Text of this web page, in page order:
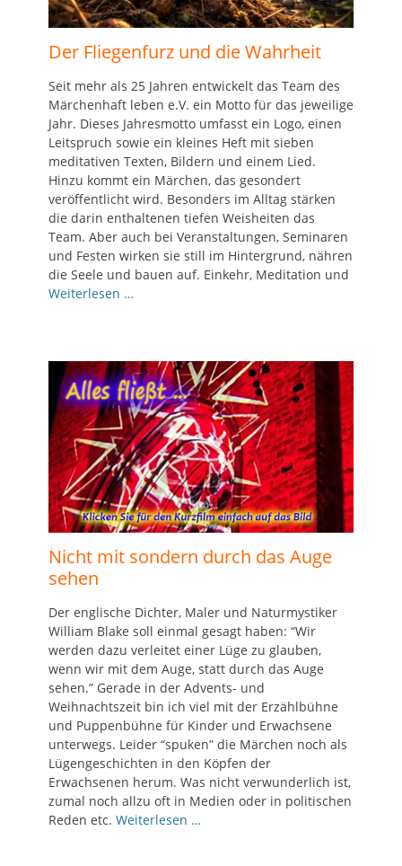
Der Fliegenfurz und die Wahrheit
Seit mehr als 25 Jahren entwickelt das Team des
Märchenhaft leben e.V. ein Motto für das jeweilige
Jahr. Dieses Jahresmotto umfasst ein Logo, einen
Leitspruch sowie ein kleines Heft mit sieben
meditativen Texten, Bildern und einem Lied.
Hinzu kommt ein Märchen, das gesondert
veröffentlicht wird. Besonders im Alltag stärken
die darin enthaltenen tiefen Weisheiten das
Team. Aber auch bei Veranstaltungen, Seminaren
und Festen wirken sie still im Hintergrund, nähren
die Seele und bauen auf. Einkehr, Meditation und
Weiterlesen …
Nicht mit sondern durch das Auge
sehen
Der englische Dichter, Maler und Naturmystiker
William Blake soll einmal gesagt haben: “Wir
werden dazu verleitet einer Lüge zu glauben,
wenn wir mit dem Auge, statt durch das Auge
sehen.” Gerade in der Advents- und
Weihnachtszeit bin ich viel mit der Erzählbühne
und Puppenbühne für Kinder und Erwachsene
unterwegs. Leider “spuken” die Märchen noch als
Lügengeschichten in den Köpfen der
Erwachsenen herum. Was nicht verwunderlich ist,
zumal noch allzu oft in Medien oder in politischen
Reden etc. Weiterlesen …